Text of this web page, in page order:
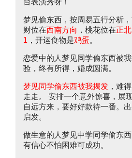
梦见偷东西，按周易五行分析
财位在西南方向 ，桃花位在正
1 ，开运食物是鸡蛋。
恋爱中的人梦见同学偷东西被
验，终有所得，婚成圆满。
梦见同学偷东西被我揭发 ，难
走走。 安排一个意外惊喜，展
自远方来，要好好款待一番。
启发。
做生意的人梦见中学同学偷东西
有信心不怕困难可成功。